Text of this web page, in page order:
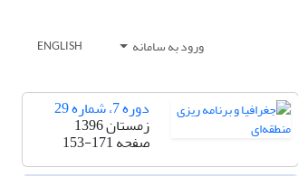
ورود به سامانه ENGLISH
دوره 7، شماره 29
زمستان 1396
صفحه153-171